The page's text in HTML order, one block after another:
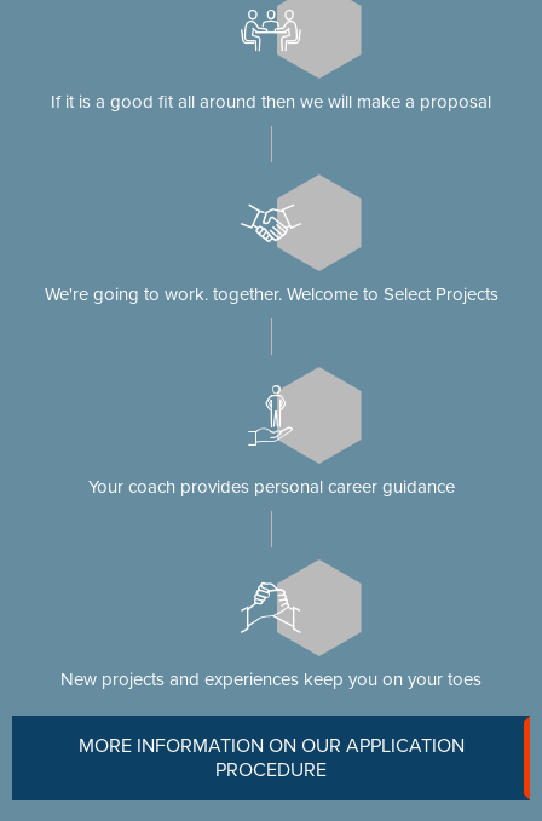
If it is a good fit all around then we will make a proposal
We're going to work. together. Welcome to Select Projects
Your coach provides personal career guidance
New projects and experiences keep you on your toes
MORE INFORMATION ON OUR APPLICATION
PROCEDURE